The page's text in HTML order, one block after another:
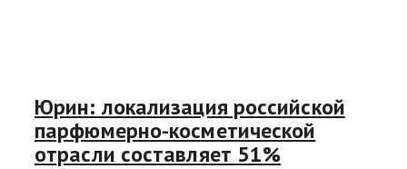
Юрин: локализация российской
парфюмерно-косметической
отрасли составляет 51%